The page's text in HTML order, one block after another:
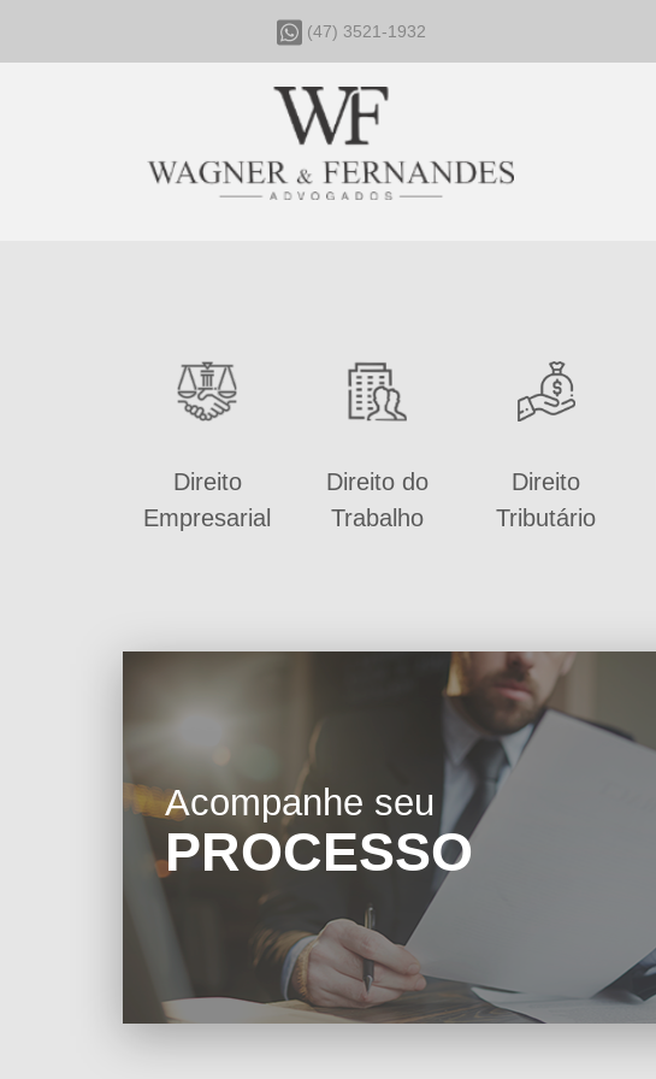
(47) 3521-1932
Direito
Empresarial
Direito do
Trabalho
Direito
Tributário
Acompanhe seu
PROCESSO